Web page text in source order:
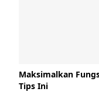
Maksimalkan
Tips Ini